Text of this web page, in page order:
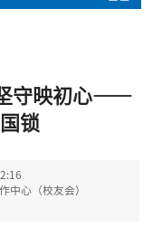
守映初心——
锁
中心（校友会）